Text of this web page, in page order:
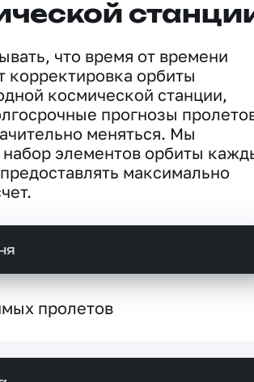
что время от времени
корректировка орбиты
космической станции,
прогнозы
меняться. Мы
элементов орбиты
максимально
пролетов